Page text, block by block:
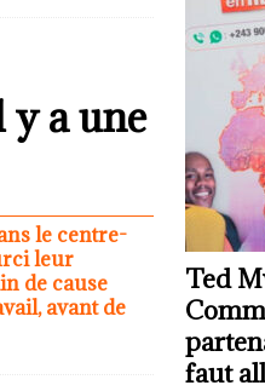
a une
le centre-
leur
de cause
avant de
Ted
faut